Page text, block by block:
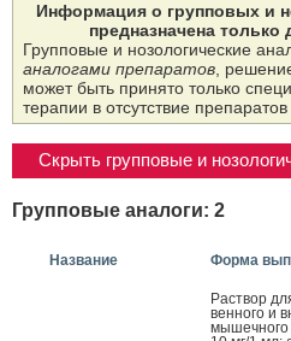
Информация о групповых и
предназначена только
Групповые и нозологические
аналогами препаратов,
может быть принято только
терапии в отсутствие
Скрыть групповые и
Групповые аналоги: 2
Название Форма
Рас­твор
вен­но­го и
мышеч­но­го